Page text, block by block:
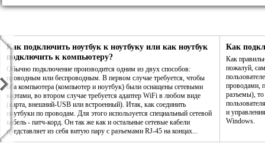
Как подключить ноутбук к ноутбуку или как ноутбук
подключить к компьютеру?
Обычно подключение производится одним из двух способов:
проводным или беспроводным. В первом случае требуется, чтобы
оба компьютера (компьютер и ноутбук) были оснащены сетевыми
картами, во втором случае требуется адаптер WiFi в любом виде
(карта, внешний-USB или встроенный). Итак, как соединить
ноутбуки по проводам. Для этого используется специальный сетевой
кабель - патч-корд. Он так же как и остальные сетевые кабели
представляет из себя витую пару с разъемами RJ-45 на концах...
Как
Как
пожалуй,
проводами,
разъемы), то
и
Windows.